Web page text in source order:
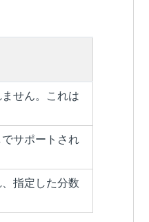
せん。これは
サポートされ
指定した分数